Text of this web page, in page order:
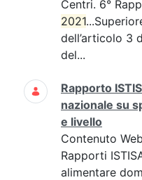
Centri. 6°
2021
dell’articolo 3
del...
Rapporto
nazionale su
e livello
Contenuto Web
Rapporti
alimentare